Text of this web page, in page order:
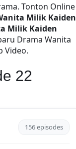
Tonton Online
Milik Kaiden
Milik Kaiden
Drama Wanita
Video.
22
156 episodes